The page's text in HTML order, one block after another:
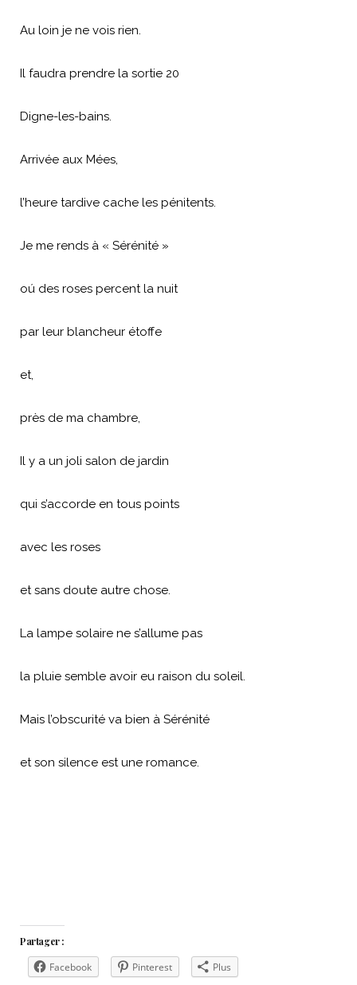
Au loin je ne vois rien.
Il faudra prendre la sortie 20
Digne-les-bains.
Arrivée aux Mées,
l’heure tardive cache les pénitents.
Je me rends à « Sérénité »
oú des roses percent la nuit
par leur blancheur étoffe
et,
près de ma chambre,
Il y a un joli salon de jardin
qui s’accorde en tous points
avec les roses
et sans doute autre chose.
La lampe solaire ne s’allume pas
la pluie semble avoir eu raison du soleil.
Mais l’obscurité va bien à Sérénité
et son silence est une romance.
Partager :
Facebook Pinterest Plus